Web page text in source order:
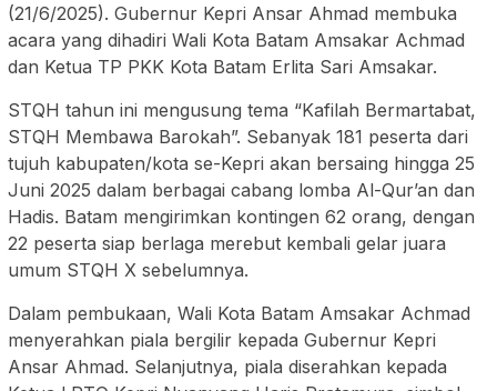
(21/6/2025). Gubernur Kepri Ansar Ahmad membuka
acara yang dihadiri Wali Kota Batam Amsakar Achmad
dan Ketua TP PKK Kota Batam Erlita Sari Amsakar.
STQH tahun ini mengusung tema “Kafilah Bermartabat,
STQH Membawa Barokah”. Sebanyak 181 peserta dari
tujuh kabupaten/kota se-Kepri akan bersaing hingga 25
Juni 2025 dalam berbagai cabang lomba Al-Qur’an dan
Hadis. Batam mengirimkan kontingen 62 orang, dengan
22 peserta siap berlaga merebut kembali gelar juara
umum STQH X sebelumnya.
Dalam pembukaan, Wali Kota Batam Amsakar Achmad
menyerahkan piala bergilir kepada Gubernur Kepri
Ansar Ahmad. Selanjutnya, piala diserahkan kepada